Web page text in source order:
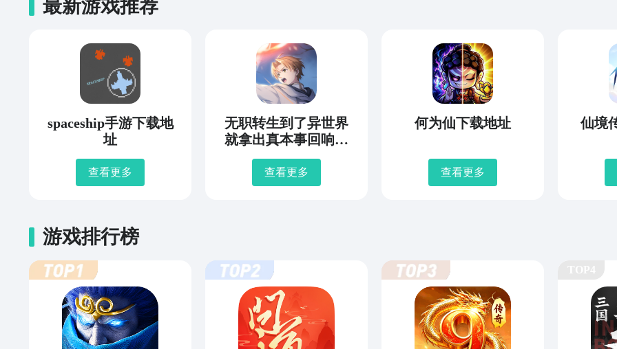
最新游戏推荐
spaceship手游下载地
址
查看更多
无职转生到了异世界
就拿出真本事回响编
年史下载地址
查看更多
何为仙下载地址
查看更多
仙境
游戏排行榜